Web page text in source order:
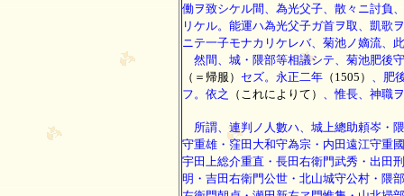
働ヲ致シケル間、為光父子、散々ニ討負
リケル。能運ハ為光父子ガ首ヲ取、凱歌
ニテ一子モナカリケレバ、菊池ノ嫡流、
然間、城・隈部等相議シテ、菊池肥後
（＝帰服） セズ。永正二年 （1505）
、肥
フ。依之
（これによりて） 、惟長、神職
所謂、連判ノ人數ハ、城上總助頼岑・
守重雄・窪田大和守為宗・内田遠江守重
宇田上総介重直・長田右衛門武秀・出田
明・吉田右衛門公世・北山城守公村・隈